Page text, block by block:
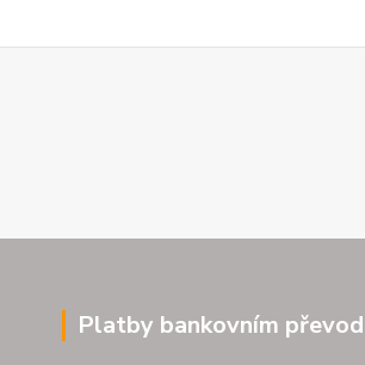
Platby bankovním